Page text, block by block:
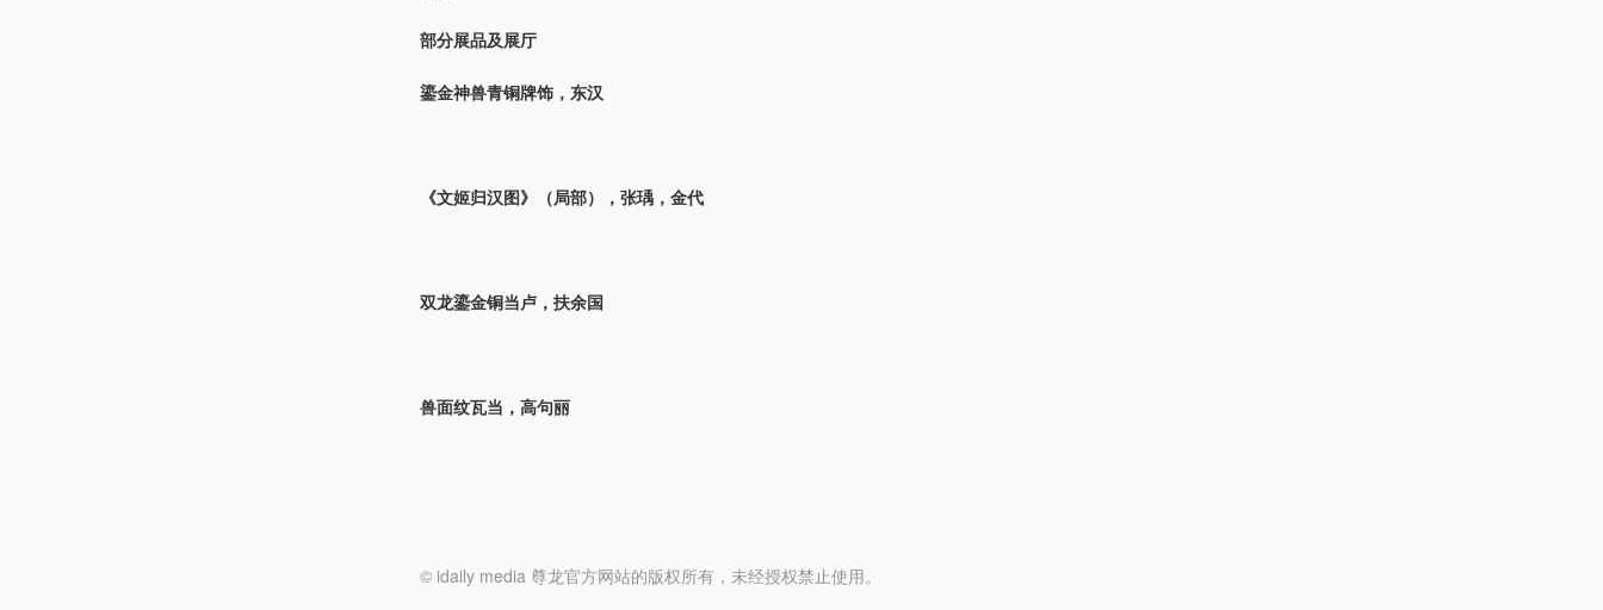
部分展品及展厅
鎏金神兽青铜牌饰，东汉
《文姬归汉图》（局部），张瑀，金代
双龙鎏金铜当卢，扶余国
兽面纹瓦当，高句丽
© idaily media 尊龙官方网站的版权所有，未经授权禁止使用。